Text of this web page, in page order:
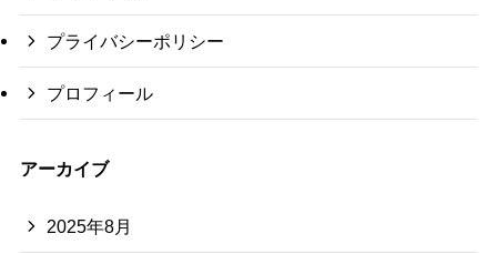
プライバシーポリシー
プロフィール
アーカイブ
2025年8月